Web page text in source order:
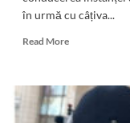
în urmă cu câțiva...
Read MoreRead
Se
schimbă
conducerea